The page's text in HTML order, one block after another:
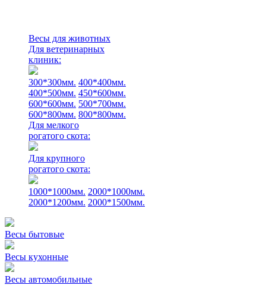
Весы для животных
Для ветеринарных
клиник:
300*300мм. 400*400мм.
400*500мм. 450*600мм.
600*600мм. 500*700мм.
600*800мм. 800*800мм.
Для мелкого
рогатого скота:
Для крупного
рогатого скота:
1000*1000мм. 2000*1000мм.
2000*1200мм. 2000*1500мм.
Весы бытовые
Весы кухонные
Весы автомобильные